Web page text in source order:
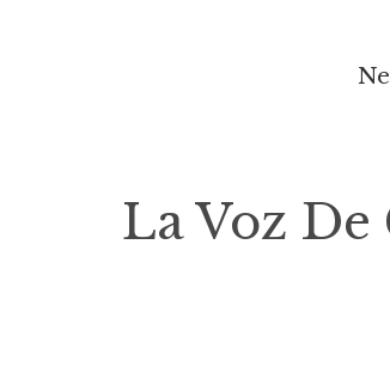
La Voz